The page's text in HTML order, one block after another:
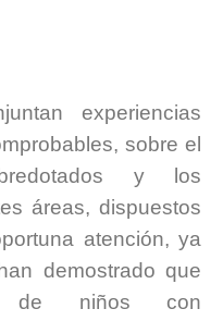
experiencias
sobre el
y los
áreas, dispuestos
atención, ya
demostrado que
de niños con